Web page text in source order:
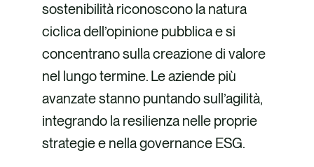
sostenibilità riconoscono la natura
ciclica dell’opinione pubblica e si
concentrano sulla creazione di valore
nel lungo termine. Le aziende più
avanzate stanno puntando sull’agilità,
integrando la resilienza nelle proprie
strategie e nella governance ESG.